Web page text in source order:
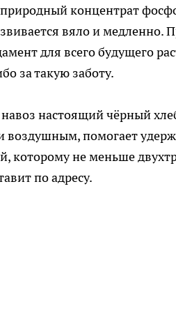
концентрат
вяло и медленно.
для всего будущего
за такую заботу.
настоящий чёрный
воздушным, помогает
которому не меньше
по адресу.